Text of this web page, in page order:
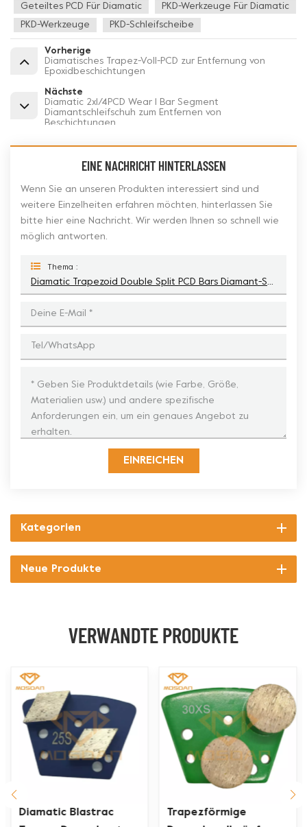
Geteiltes PCD Für Diamatic PKD-Werkzeuge Für Diamatic
PKD-Werkzeuge PKD-Schleifscheibe
Vorherige
Diamatisches Trapez-Voll-PCD zur Entfernung von
Epoxidbeschichtungen
Nächste
Diamatic 2x1/4PCD Wear 1 Bar Segment
Diamantschleifschuh zum Entfernen von
Beschichtungen
EINE NACHRICHT HINTERLASSEN
Wenn Sie an unseren Produkten interessiert sind und
weitere Einzelheiten erfahren möchten, hinterlassen Sie
bitte hier eine Nachricht. Wir werden Ihnen so schnell wie
möglich antworten.
Thema :
Diamatic Trapezoid Double Split PCD Bars Diamant-Schleifschuh
EINREICHEN
Kategorien
Neue Produkte
VERWANDTE PRODUKTE
Trapezförmige
Diamatische Trapez-